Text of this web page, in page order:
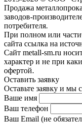
Продажа
заводов-
потребителя.
При полном или
сайта ссылка на
Сайт metall-sm.ru
характер и не при
офертой.
Оставить заявку
Оставьте заявку и мы
Ваше имя
Ваш телефон
Ваш Email (не